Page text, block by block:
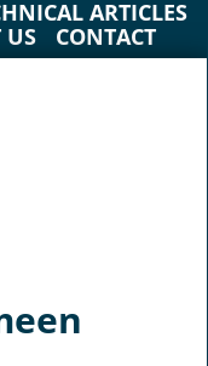
ARTICLES
US CONTACT